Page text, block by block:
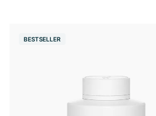
BESTSELLER